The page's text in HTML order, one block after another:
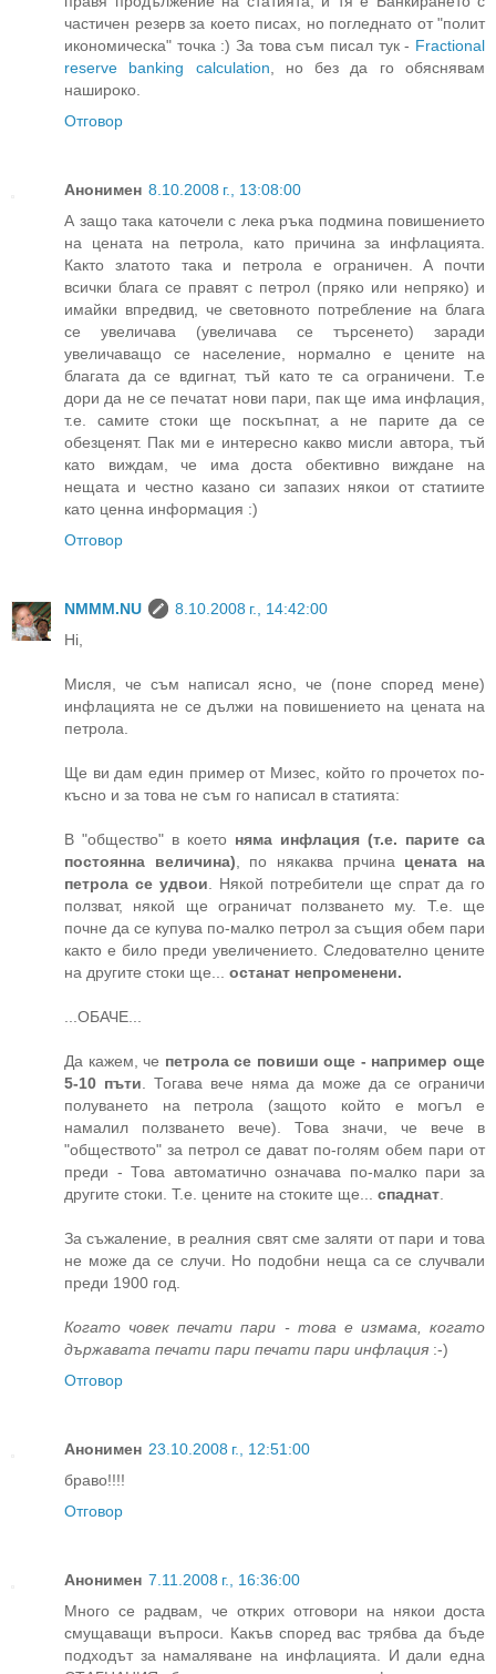
частичен резерв за което писах, но погледнато от "полит
икономическа" точка :) За това съм писал тук - Fractional
reserve banking calculation , но без да го обяснявам
нашироко.
Отговор
Анонимен 8.10.2008 г., 13:08:00
А защо така каточели с лека ръка подмина повишението
на цената на петрола, като причина за инфлацията.
Както златото така и петрола е ограничен. А почти
всички блага се правят с петрол (пряко или непряко) и
имайки впредвид, че световното потребление на блага
се увеличава (увеличава се търсенето) заради
увеличаващо се население, нормално е цените на
благата да се вдигнат, тъй като те са ограничени. Т.е
дори да не се печатат нови пари, пак ще има инфлация,
т.е. самите стоки ще поскъпнат, а не парите да се
обезценят. Пак ми е интересно какво мисли автора, тъй
като виждам, че има доста обективно виждане на
нещата и честно казано си запазих някои от статиите
като ценна информация :)
Отговор
NMMM.NU
8.10.2008 г., 14:42:00
Hi,
Мисля, че съм написал ясно, че (поне според мене)
инфлацията не се дължи на повишението на цената на
петрола.
Ще ви дам един пример от Мизес, който го прочетох по-
късно и за това не съм го написал в статията:
В "общество" в което няма инфлация (т.е. парите са
постоянна величина) , по някаква прчина цената на
петрола се удвои . Някой потребители ще спрат да го
ползват, някой ще ограничат ползването му. Т.е. ще
почне да се купува по-малко петрол за същия обем пари
както е било преди увеличението. Следователно цените
на другите стоки ще... останат непроменени.
...ОБАЧЕ...
Да кажем, че петрола се повиши още - например още
5-10 пъти . Тогава вече няма да може да се ограничи
полуването на петрола (защото който е могъл е
намалил ползването вече). Това значи, че вече в
"обществото" за петрол се дават по-голям обем пари от
преди - Това автоматично означава по-малко пари за
другите стоки. Т.е. цените на стоките ще... спаднат
За съжаление, в реалния свят сме заляти от пари и това
не може да се случи. Но подобни неща са се случвали
преди 1900 год.
Когато човек печати пари - това е измама, когато
държавата печати пари печати пари инфлация :-)
Отговор
Анонимен 23.10.2008 г., 12:51:00
браво!!!!
Отговор
Анонимен 7.11.2008 г., 16:36:00
Много се радвам, че открих отговори на някои доста
смущаващи въпроси. Какъв според вас трябва да бъде
подходът за намаляване на инфлацията. И дали една